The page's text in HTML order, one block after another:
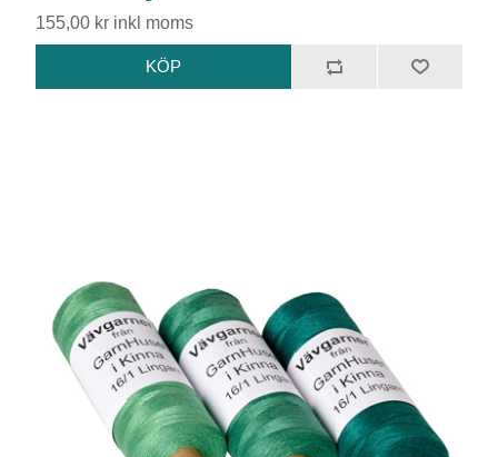
155,00 kr inkl moms